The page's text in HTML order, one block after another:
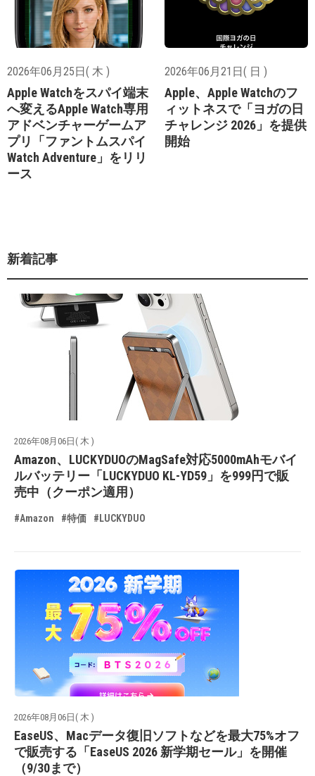
2026年06月25日( 木 )
Apple Watchをスパイ端末
へ変えるApple Watch専用
アドベンチャーゲームア
プリ「ファントムスパイ
Watch Adventure」をリリ
ース
2026年06月21日( 日 )
Apple、Apple Watchのフ
ィットネスで「ヨガの日
チャレンジ 2026」を提供
開始
新着記事
2026年08月06日( 木 )
Amazon、LUCKYDUOのMagSafe対応5000mAhモバイ
ルバッテリー「LUCKYDUO KL-YD59」を999円で販
売中（クーポン適用）
#Amazon #特価 #LUCKYDUO
2026年08月06日( 木 )
EaseUS、Macデータ復旧ソフトなどを最大75%オフ
で販売する「EaseUS 2026 新学期セール」を開催
（9/30まで）